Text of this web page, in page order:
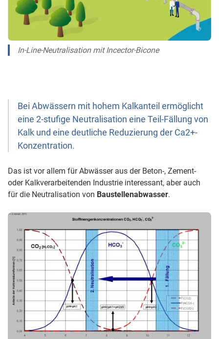
In-Line-Neutralisation mit Incector-Bicone
Bei Abwässern mit hohem Kalkanteil ermöglicht
eine 2-stufige Neutralisation eine Teil-Fällung von
Kalk und eine deutliche Reduzierung der Ca2+-
Konzentration.
Das ist vor allem für Abwässer aus der Beton-, Zement-
oder Kalkverarbeitenden Industrie interessant, aber auch
für die Neutralisation von Baustellenabwasser.